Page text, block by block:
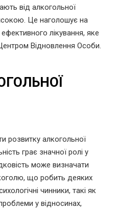
від алкогольної
Це наголошує на
лікування, яке
Відновлення Особи.
розвитку алкогольної
грає значної ролі у
може визначати
що робить деяких
чинники, такі як
у відносинах,